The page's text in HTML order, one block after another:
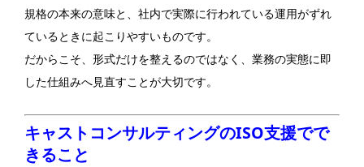
規格の本来の意味と、社内で実際に行われている運用がずれ
ているときに起こりやすいものです。
だからこそ、形式だけを整えるのではなく、業務の実態に即
した仕組みへ見直すことが大切です。
キャストコンサルティングのISO支援でで
きること